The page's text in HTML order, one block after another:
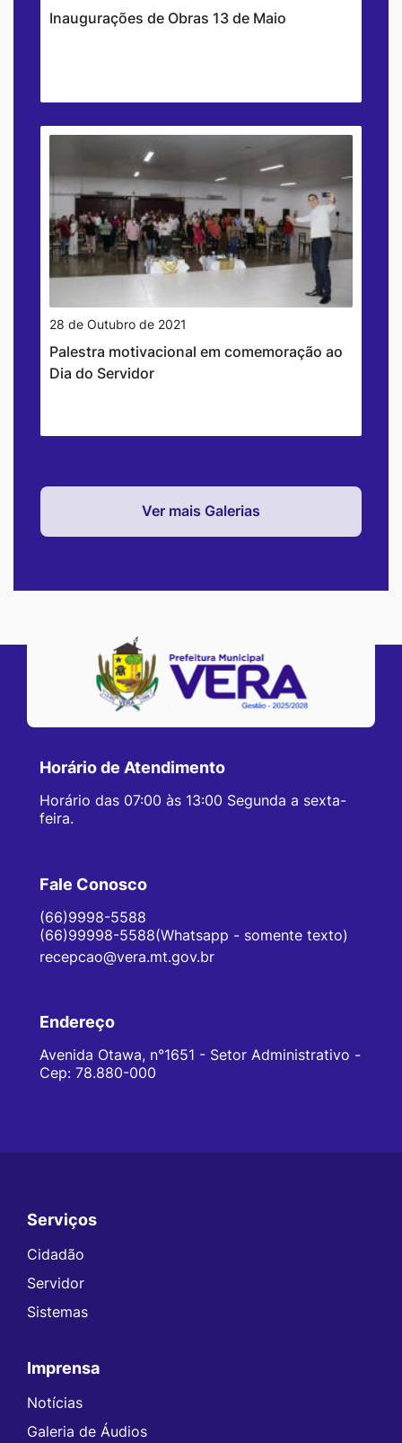
Inaugurações de Obras 13 de Maio
28 de Outubro de 2021
Palestra motivacional em comemoração ao
Dia do Servidor
Ver mais Galerias
Horário de Atendimento
Horário das 07:00 às 13:00 Segunda a sexta-
feira.
Fale Conosco
(66)9998-5588
(66)99998-5588(Whatsapp - somente texto)
recepcao@vera.mt.gov.br
Endereço
Avenida Otawa, n°1651 - Setor Administrativo -
Cep: 78.880-000
Seção do Rodapé e Contato
Serviços
Cidadão
Servidor
Sistemas
Imprensa
Notícias
Galeria de Áudios